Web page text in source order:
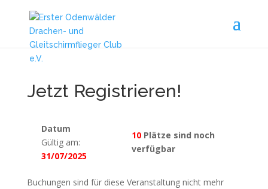
Jetzt Registrieren!
Datum
Gültig am:
31/07/2025
10Plätze sind noch
verfügbar
Buchungen sind für diese Veranstaltung nicht mehr